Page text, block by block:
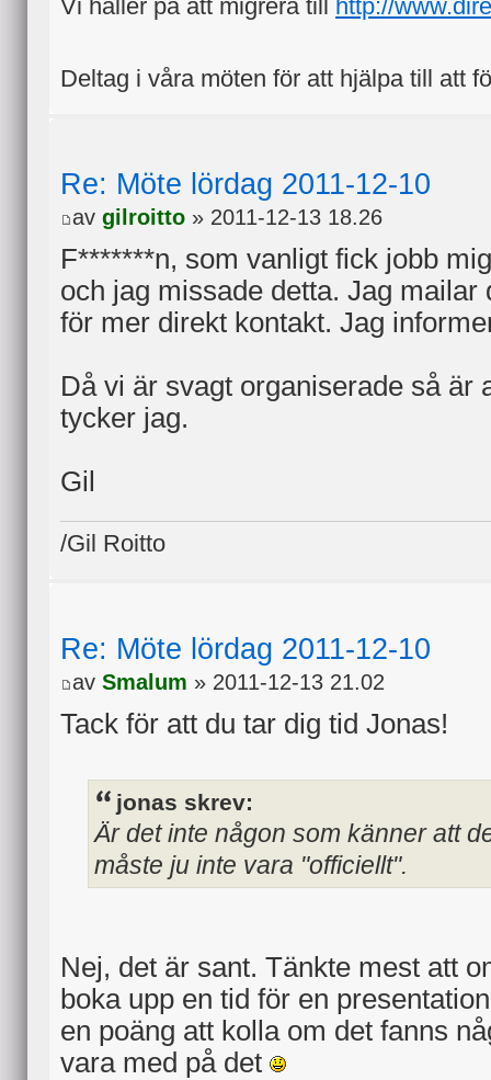
Vi håller på att migrera till http://
Deltag i våra möten för att hjälpa till att
Re: Möte lördag 2011-12-10
av gilroitto » 2011-12-13 18.26
F*******n, som vanligt fick jobb
och jag missade detta. Jag mailar
för mer direkt kontakt. Jag
Då vi är svagt organiserade så är
tycker jag.
Gil
/Gil Roitto
Re: Möte lördag 2011-12-10
av Smalum » 2011-12-13 21.02
Tack för att du tar dig tid Jonas!
jonas skrev:
Är det inte någon som känner att
måste ju inte vara "officiellt".
Nej, det är sant. Tänkte mest att
boka upp en tid för en
en poäng att kolla om det fanns
vara med på det